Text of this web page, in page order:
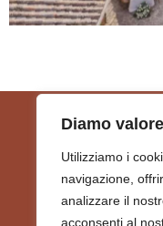
Diamo
Utilizziamo i
navigazione,
analizzare il
acconsenti al